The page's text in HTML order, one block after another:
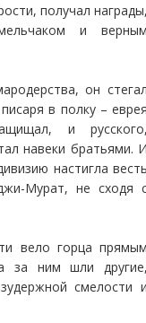
получал
и
он
в полку –
и
навеки братьями.
настигла
Мурат, не сходя
вело горца
за ним шли
смелости